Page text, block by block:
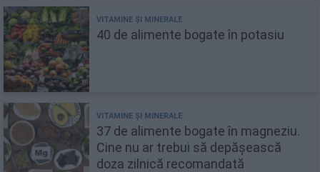
40 de alimente bogate în potasiu
37 de alimente bogate în magneziu.
Cine nu ar trebui să depășească
doza zilnică recomandată